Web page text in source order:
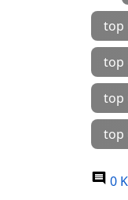
top
top
top
top
0